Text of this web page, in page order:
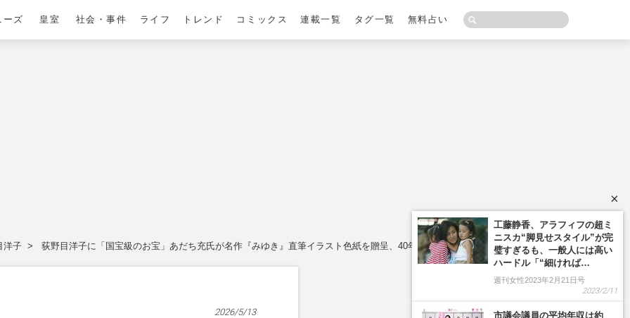
ーズ 皇室 社会・事件 ライフ トレンド コミックス 連載一覧 タグ一覧 無料占い
洋子 荻野目洋子に「国宝級のお宝」あだち充氏が名作『みゆき』直筆イラスト色紙を贈呈、40年越しの“ヒロインの縁”
2026/5/13
×